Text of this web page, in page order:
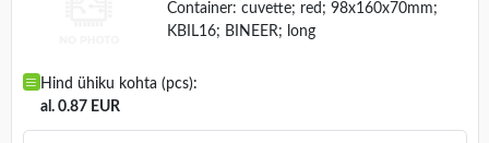
Container: cuvette; red; 98x160x70mm;
KBIL16; BINEER; long
Hind ühiku kohta (pcs):
al. 0.87 EUR